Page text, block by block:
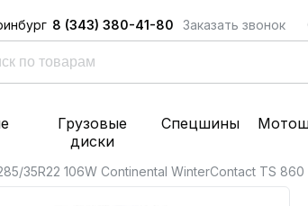
8 (343) 380-41-80 Заказать звонок
Грузовые
диски
Спецшины
35R22 106W Continental WinterContact TS 860